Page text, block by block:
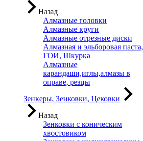
Назад
Алмазные головки
Алмазные круги
Алмазные отрезные диски
Алмазная и эльборовая паста,
ГОИ, Шкурка
Алмазные
карандаши,иглы,алмазы в
оправе, резцы
Зенкеры, Зенковки, Цековки
Назад
Зенковки с коническим
хвостовиком